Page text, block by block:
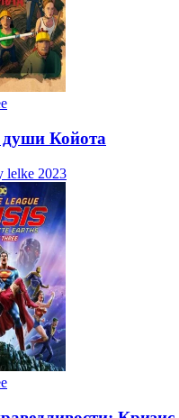
Койота
lelke 2023